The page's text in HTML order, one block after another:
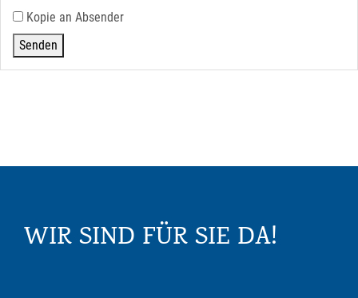
Kopie an Absender
WIR SIND FÜR SIE DA!